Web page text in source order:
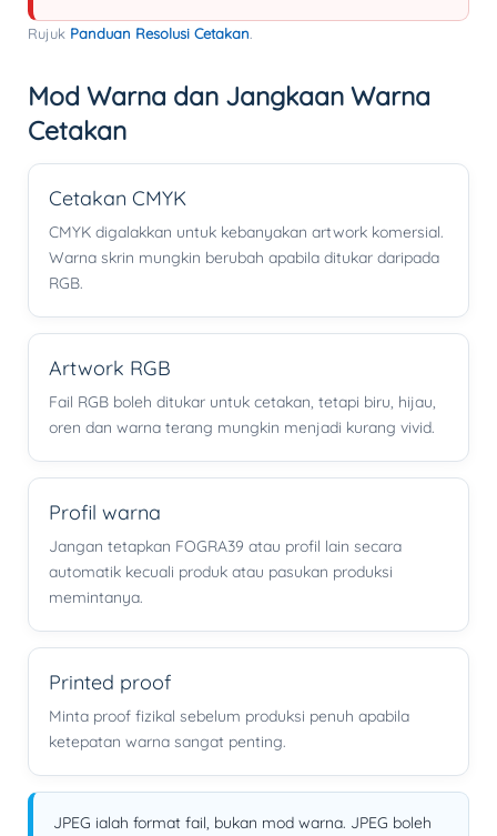
Rujuk Panduan Resolusi Cetakan
Mod Warna dan Jangkaan Warna
Cetakan
Cetakan CMYK
CMYK digalakkan untuk kebanyakan artwork komersial.
Warna skrin mungkin berubah apabila ditukar daripada
RGB.
Artwork RGB
Fail RGB boleh ditukar untuk cetakan, tetapi biru, hijau,
oren dan warna terang mungkin menjadi kurang vivid.
Profil warna
Jangan tetapkan FOGRA39 atau profil lain secara
automatik kecuali produk atau pasukan produksi
memintanya.
Printed proof
Minta proof fizikal sebelum produksi penuh apabila
ketepatan warna sangat penting.
JPEG ialah format fail, bukan mod warna. JPEG boleh